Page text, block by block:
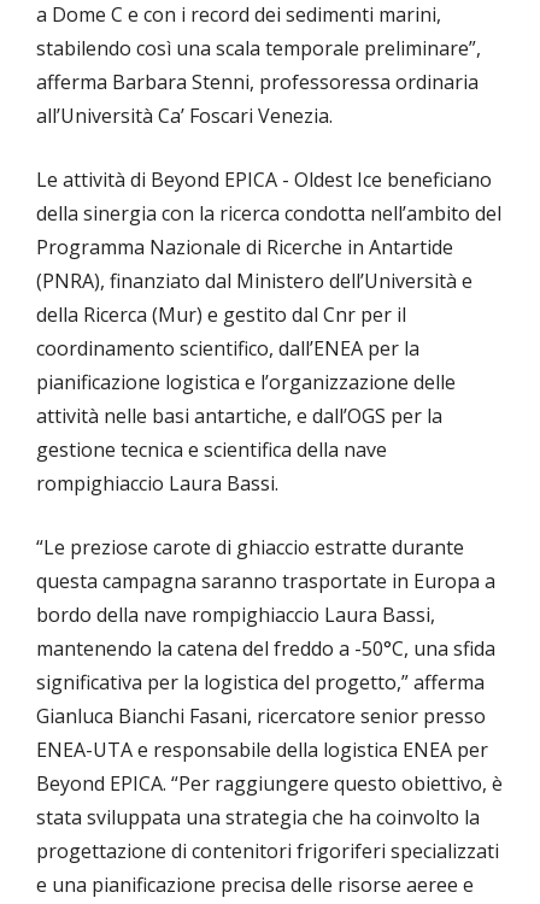
a Dome C e con i record dei sedimenti marini,
stabilendo così una scala temporale preliminare”,
afferma Barbara Stenni, professoressa ordinaria
all’Università Ca’ Foscari Venezia.
Le attività di Beyond EPICA - Oldest Ice beneficiano
della sinergia con la ricerca condotta nell’ambito del
Programma Nazionale di Ricerche in Antartide
(PNRA), finanziato dal Ministero dell’Università e
della Ricerca (Mur) e gestito dal Cnr per il
coordinamento scientifico, dall’ENEA per la
pianificazione logistica e l’organizzazione delle
attività nelle basi antartiche, e dall’OGS per la
gestione tecnica e scientifica della nave
rompighiaccio Laura Bassi.
“Le preziose carote di ghiaccio estratte durante
questa campagna saranno trasportate in Europa a
bordo della nave rompighiaccio Laura Bassi,
mantenendo la catena del freddo a -50°C, una sfida
significativa per la logistica del progetto,” afferma
Gianluca Bianchi Fasani, ricercatore senior presso
ENEA-UTA e responsabile della logistica ENEA per
Beyond EPICA. “Per raggiungere questo obiettivo, è
stata sviluppata una strategia che ha coinvolto la
progettazione di contenitori frigoriferi specializzati
e una pianificazione precisa delle risorse aeree e